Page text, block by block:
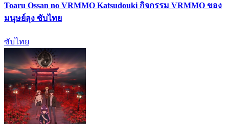
Toaru Ossan no VRMMO Katsudouki กิจกรรม VRMMO ของ
มนุษย์ลุง ซับไทย
ซับไทย